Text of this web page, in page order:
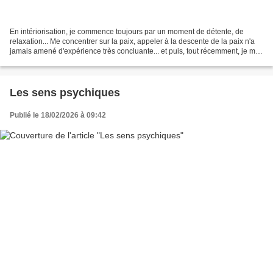
En intériorisation, je commence toujours par un moment de détente, de
relaxation... Me concentrer sur la paix, appeler à la descente de la paix n'a
jamais amené d'expérience très concluante... et puis, tout récemment, je me
Les sens psychiques
Publié le 18/02/2026 à 09:42